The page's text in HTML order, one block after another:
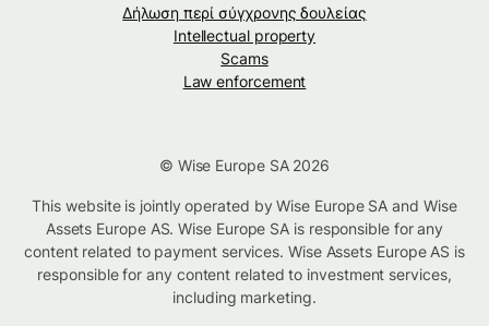
Δήλωση περί σύγχρονης δουλείας
Intellectual property
Scams
Law enforcement
© Wise Europe SA 2026
This website is jointly operated by Wise Europe SA and Wise
Assets Europe AS. Wise Europe SA is responsible for any
content related to payment services. Wise Assets Europe AS is
responsible for any content related to investment services,
including marketing.